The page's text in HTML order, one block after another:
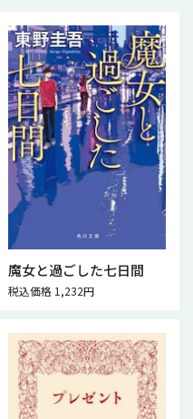
魔女と過ごした七日間
税込価格 1,232円